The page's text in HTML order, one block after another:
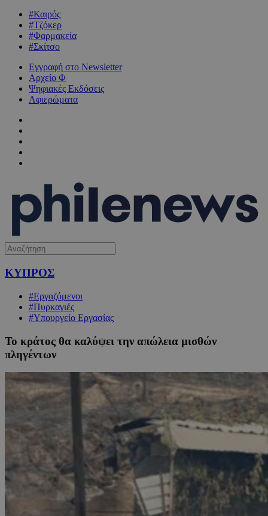
#Καιρός
#Τζόκερ
#Φαρμακεία
#Σκίτσο
Εγγραφή στο Newsletter
Αρχείο Φ
Ψηφιακές Εκδόσεις
Αφιερώματα
ΚΥΠΡΟΣ
#Εργαζόμενοι
#Πυρκαγιές
#Υπουργείο Εργασίας
Το κράτος θα καλύψει την απώλεια μισθών
πληγέντων